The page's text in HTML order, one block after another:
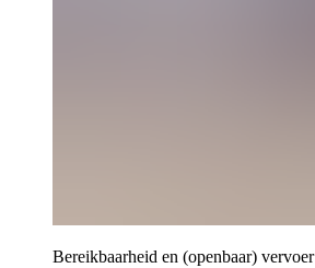
Bereikbaarheid en (openbaar) vervoer